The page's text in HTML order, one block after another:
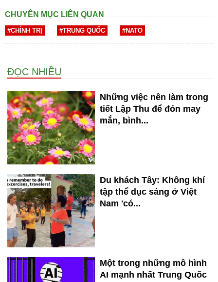
CHUYÊN MỤC LIÊN QUAN
#CHÍNH TRỊ #TRUNG QUỐC #NATO
ĐỌC NHIỀU
Những việc nên làm trong
tiết Lập Thu để đón may
mắn, bình...
Du khách Tây: Không khí
tập thể dục sáng ở Việt
Nam 'có...
Một trong những mô hình
AI mạnh nhất Trung Quốc